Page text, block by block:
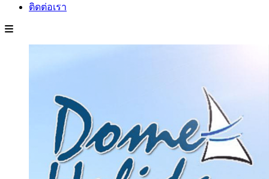
ติดต่อเรา